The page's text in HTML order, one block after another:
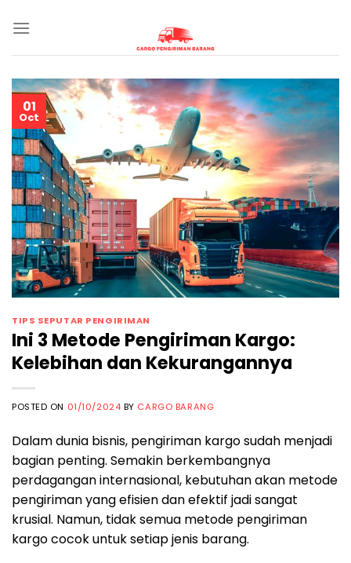
01
Oct
TIPS SEPUTAR PENGIRIMAN
Ini 3 Metode Pengiriman Kargo:
Kelebihan dan Kekurangannya
POSTED ON 01/10/2024 BY CARGO BARANG
Dalam dunia bisnis, pengiriman kargo sudah menjadi
bagian penting. Semakin berkembangnya
perdagangan internasional, kebutuhan akan metode
pengiriman yang efisien dan efektif jadi sangat
krusial. Namun, tidak semua metode pengiriman
kargo cocok untuk setiap jenis barang.